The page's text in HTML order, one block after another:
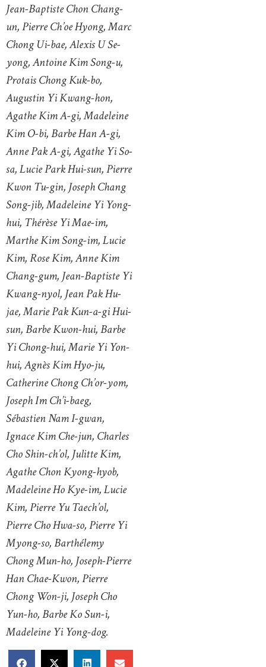
Jean-Baptiste Chon Chang-
un, Pierre Ch’oe Hyong, Marc
Chong Ui-bae, Alexis U Se-
yong, Antoine Kim Song-u,
Protais Chong Kuk-bo,
Augustin Yi Kwang-hon,
Agathe Kim A-gi, Madeleine
Kim O-bi, Barbe Han A-gi,
Anne Pak A-gi, Agathe Yi So-
sa, Lucie Park Hui-sun, Pierre
Kwon Tu-gin, Joseph Chang
Song-jib, Madeleine Yi Yong-
hui, Thérèse Yi Mae-im,
Marthe Kim Song-im, Lucie
Kim, Rose Kim, Anne Kim
Chang-gum, Jean-Baptiste Yi
Kwang-nyol, Jean Pak Hu-
jae, Marie Pak Kun-a-gi Hui-
sun, Barbe Kwon-hui, Barbe
Yi Chong-hui, Marie Yi Yon-
hui, Agnès Kim Hyo-ju,
Catherine Chong Ch’or-yom,
Joseph Im Ch’i-baeg,
Sébastien Nam I-gwan,
Ignace Kim Che-jun, Charles
Cho Shin-ch’ol, Julitte Kim,
Agathe Chon Kyong-hyob,
Madeleine Ho Kye-im, Lucie
Kim, Pierre Yu Taech’ol,
Pierre Cho Hwa-so, Pierre Yi
Myong-so, Barthélemy
Chong Mun-ho, Joseph-Pierre
Han Chae-Kwon, Pierre
Chong Won-ji, Joseph Cho
Yun-ho, Barbe Ko Sun-i,
Madeleine Yi Yong-dog.